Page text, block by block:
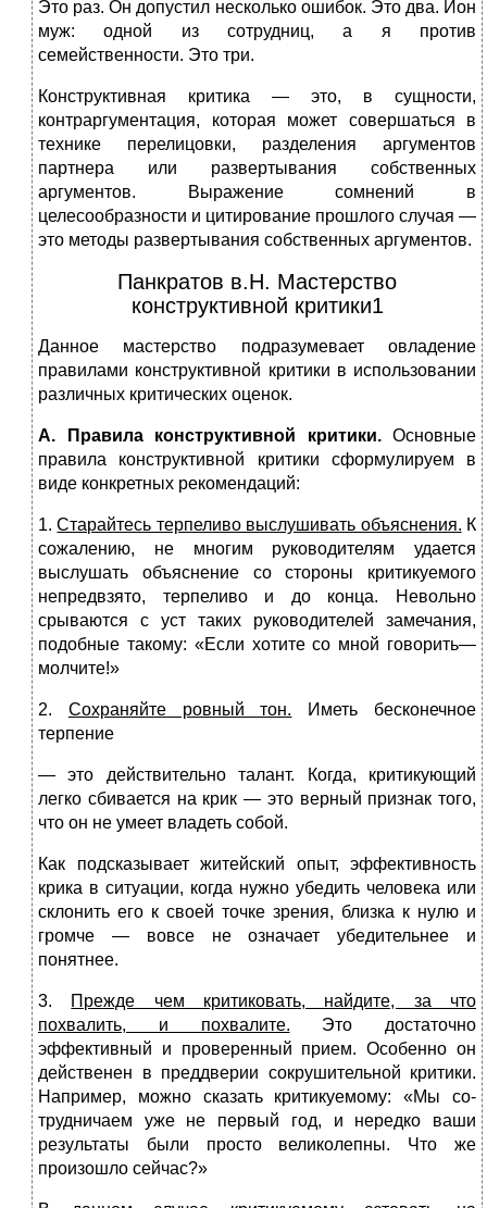
Это раз. Он допустил несколько ошибок. Это два. Ион
муж: одной из сотрудниц, а я против
семейственности. Это три.
Конструктивная критика — это, в сущности,
контраргументация, которая может совершаться в
технике перелицовки, разделения аргу­ментов
партнера или развертывания собственных
аргументов. Выра­жение сомнений в
целесообразности и цитирование прошлого случая —
это методы развертывания собственных аргументов.
Панкратов в.Н. Мастерство
конструктивной критики1
Данное мастерство подразумевает овладение
правилами конструктивной критики в использовании
различных крити­ческих оценок.
А. Правила конструктивной критики.Основные
правила конструктивной критики сформулируем в
виде конкретных ре­комендаций:
1.Старайтесь терпеливо выслушивать объяснения. К
сожалению, не многим руководителям удается
выслушать объяс­нение со стороны критикуемого
непредвзято, терпеливо и до конца. Невольно
срываются с уст таких руководителей заме­чания,
подобные такому: «Если хотите со мной говорить—
молчите!»
2. Сохраняйте ровный тон. Иметь бесконечное
терпение
— это действительно талант. Когда, критикующий
легко сби­вается на крик — это верный признак того,
что он не умеет владеть собой.
Как подсказывает житейский опыт, эффективность
крика в ситуации, когда нужно убедить человека или
склонить его к своей точке зрения, близка к нулю и
громче — вовсе не озна­чает убедительнее и
понятнее.
3. Прежде чем критиковать, найдите, за что
похвалить, и похвалите. Это достаточно
эффективный и проверенный при­ем. Особенно он
действенен в преддверии сокрушительной критики.
Например, можно сказать критикуемому: «Мы со­
трудничаем уже не первый год, и нередко ваши
результаты были просто великолепны. Что же
произошло сейчас?»